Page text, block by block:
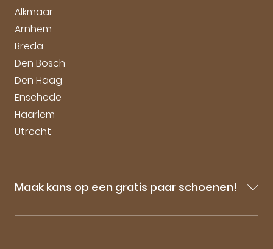
Alkmaar
Arnhem
Breda
Den Bosch
Den Haag
Enschede
Haarlem
Utrecht
Duurzaamheid bij Gabor
Maak kans op een gratis paar schoenen!
Blijf op de hoogte van onze sale-aankondigingen,